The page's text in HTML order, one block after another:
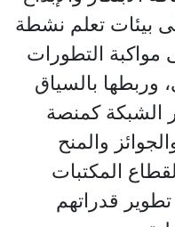
بيئات تعلم نشطة
مواكبة التطورات
وربطها بالسياق
الشبكة كمنصة
والمنح
المكتبات
قدراتهم